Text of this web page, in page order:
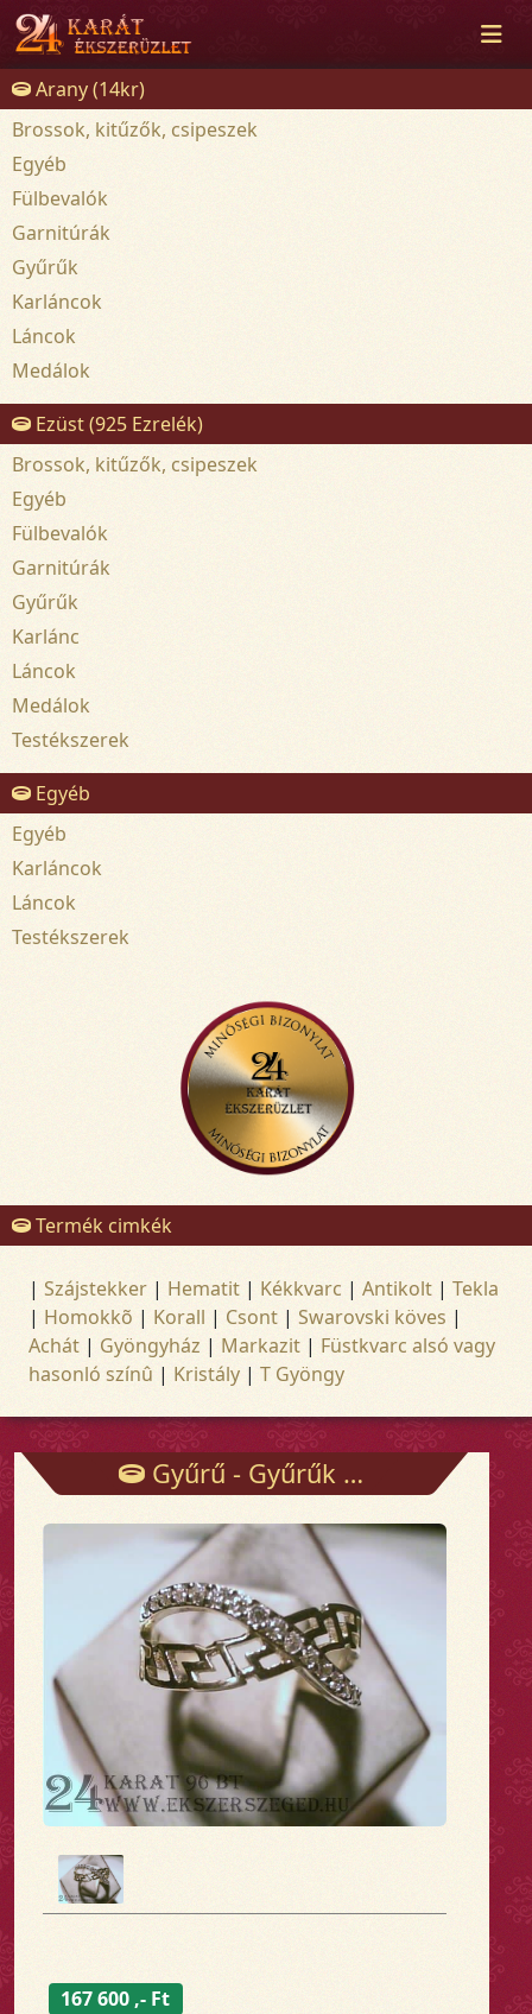
Arany (14kr)
Brossok, kitűzők, csipeszek
Egyéb
Fülbevalók
Garnitúrák
Gyűrűk
Karláncok
Láncok
Medálok
Ezüst (925 Ezrelék)
Brossok, kitűzők, csipeszek
Egyéb
Fülbevalók
Garnitúrák
Gyűrűk
Karlánc
Láncok
Medálok
Testékszerek
Egyéb
Egyéb
Karláncok
Láncok
Testékszerek
Termék cimkék
| Szájstekker | Hematit | Kékkvarc | Antikolt | Tekla
| Homokkõ | Korall | Csont | Swarovski köves |
Achát | Gyöngyház | Markazit | Füstkvarc alsó vagy
hasonló színû | Kristály | T Gyöngy
Gyűrű - Gyűrűk - Arany és ezüst ékszerek
167 600 ,- Ft